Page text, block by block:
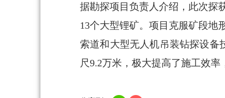
据勘探项目负责人介绍，此次探
13个大型锂矿。项目克服矿段地
索道和大型无人机吊装钻探设备
尺9.2万米，极大提高了施工效